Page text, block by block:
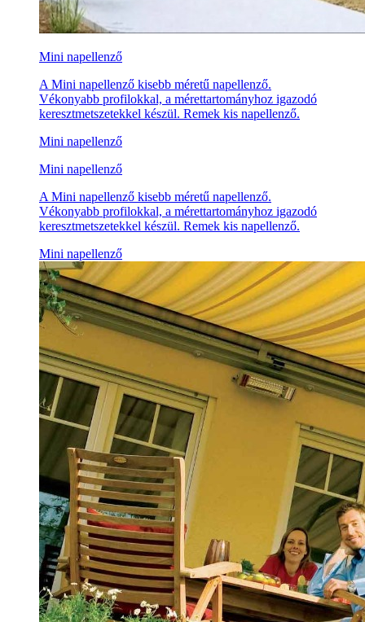
Mini napellenző
A Mini napellenző kisebb méretű napellenző.
Vékonyabb profilokkal, a mérettartományhoz igazodó
keresztmetszetekkel készül. Remek kis napellenző.
Mini napellenző
Mini napellenző
A Mini napellenző kisebb méretű napellenző.
Vékonyabb profilokkal, a mérettartományhoz igazodó
keresztmetszetekkel készül. Remek kis napellenző.
Mini napellenző